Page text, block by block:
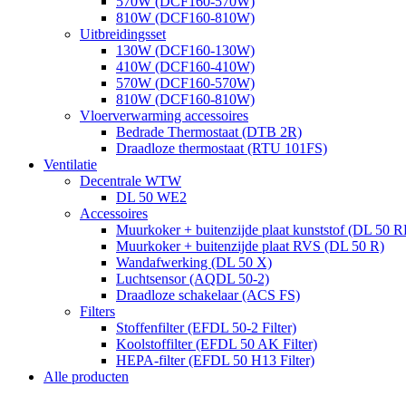
810W (DCF160-810W)
Uitbreidingsset
130W (DCF160-130W)
410W (DCF160-410W)
570W (DCF160-570W)
810W (DCF160-810W)
Vloerverwarming accessoires
Bedrade Thermostaat (DTB 2R)
Draadloze thermostaat (RTU 101FS)
Ventilatie
Decentrale WTW
DL 50 WE2
Accessoires
Muurkoker + buitenzijde plaat kunststof (DL 50
Muurkoker + buitenzijde plaat RVS (DL 50 R)
Wandafwerking (DL 50 X)
Luchtsensor (AQDL 50-2)
Draadloze schakelaar (ACS FS)
Filters
Stoffenfilter (EFDL 50-2 Filter)
Koolstoffilter (EFDL 50 AK Filter)
HEPA-filter (EFDL 50 H13 Filter)
Alle producten